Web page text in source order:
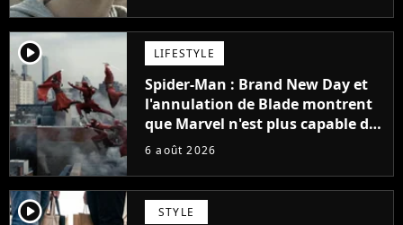
player2 LIFESTYLE
Spider-Man : Brand New Day et
l'annulation de Blade montrent
que Marvel n'est plus capable de
faire quoi que ce soit de simple
6 août 2026
player2 STYLE